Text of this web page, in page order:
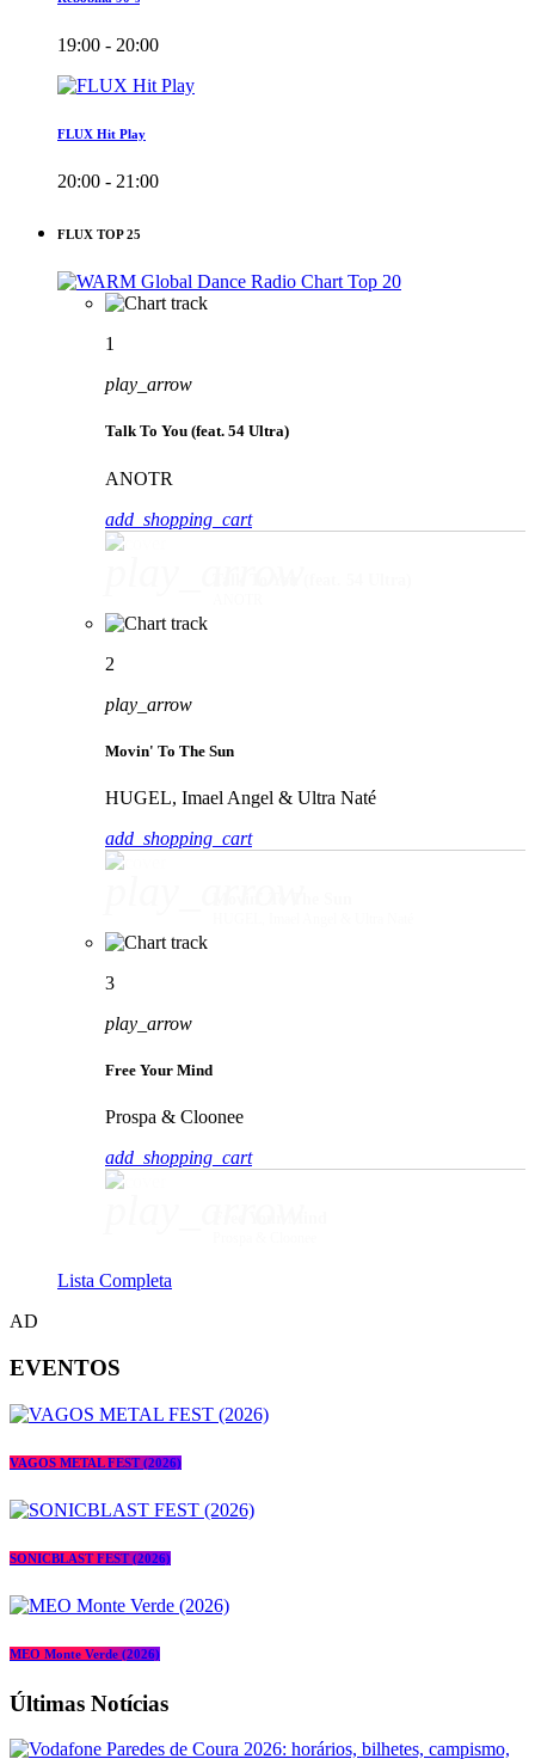
19:00 - 20:00
FLUX Hit Play
20:00 - 21:00
FLUX TOP 25
1
play_arrow
Talk To You (feat. 54 Ultra)
ANOTR
add_shopping_cart
2
play_arrow
Movin' To The Sun
HUGEL, Imael Angel & Ultra Naté
add_shopping_cart
3
play_arrow
Free Your Mind
Prospa & Cloonee
add_shopping_cart
Lista Completa
AD
EVENTOS
VAGOS METAL FEST (2026)
SONICBLAST FEST (2026)
MEO Monte Verde (2026)
Últimas Notícias